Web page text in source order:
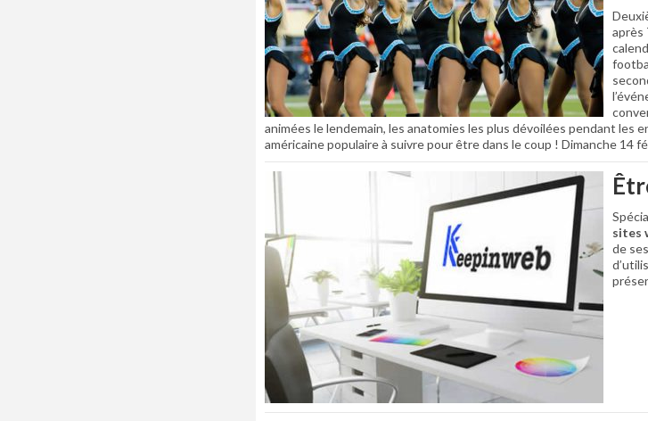
après
animées le lendemain, les anatomies les plus dévoilées pendant les
américaine populaire à suivre pour être dans le coup ! Dimanche 14
sites
de